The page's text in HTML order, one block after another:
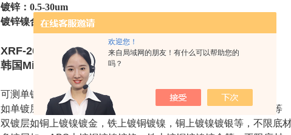
欢迎您！
来自局域网的朋友！有什么可以帮助您的
吗？
镀锌：0.5-30um
镀锌镍合金：0.5-30um
XRF-2020测厚仪
韩国Micropioneer
可测单镀层，双镀层，多镀层，合金镀层等，不限底材。
如单镀层铜上镀银，铜上镀镍，铜上镀锌，铜上镀锡，铁上镀镍等
双镀层如铜上镀镍镀金，铁上镀铜镀镍，铜上镀镍镀银等，不限底